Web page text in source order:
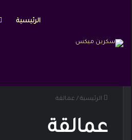
الرئيسية
الرئيسية / عمالقة
عمالقة